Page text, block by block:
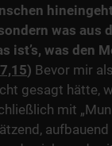
was aus
ist’s, was den
) Bevor mir
gesagt hätte,
mit